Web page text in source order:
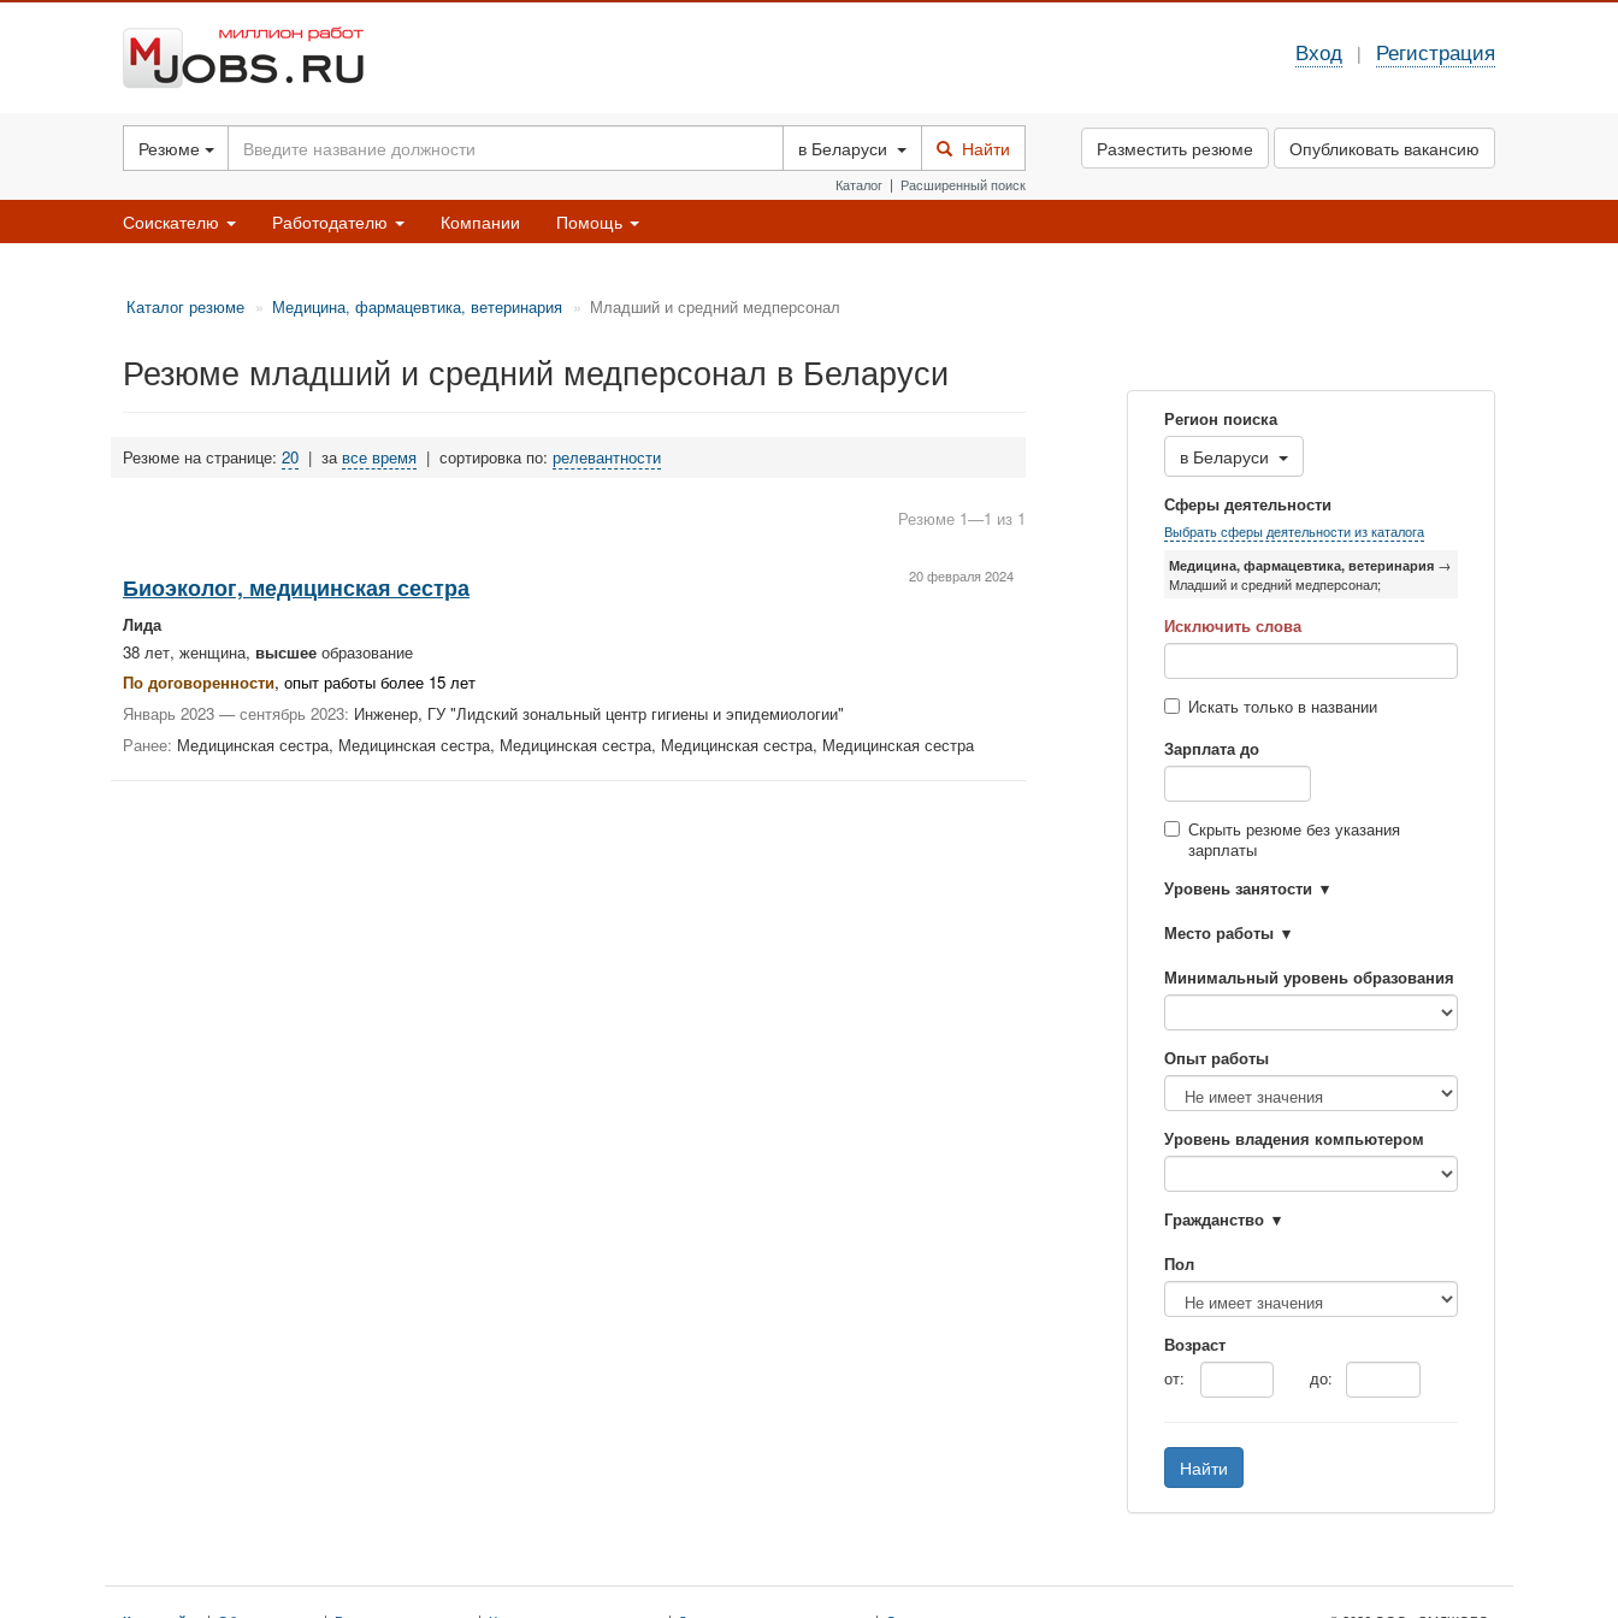
Вход | Регистрация
Резюме в Беларуси Найти
Каталог | Расширенный поиск
Разместить резюме Опубликовать вакансию
Соискателю Работодателю Компании Помощь
Каталог резюме Медицина, фармацевтика, ветеринария Младший и средний медперсонал
Резюме младший и средний медперсонал в Беларуси
Резюме на странице: 20 | за все время | сортировка по: релевантности
Резюме 1—1 из 1
20 февраля 2024
Биоэколог, медицинская сестра
Лида
38 лет, женщина, высшее образование
По договоренности, опыт работы более 15 лет
Январь 2023 — сентябрь 2023: Инженер, ГУ "Лидский зональный центр гигиены и эпидемиологии"
Ранее: Медицинская сестра, Медицинская сестра, Медицинская сестра, Медицинская сестра, Медицинская сестра
Регион поиска
в Беларуси
Сферы деятельности
Выбрать сферы деятельности из каталога
Медицина, фармацевтика, ветеринария →
Младший и средний медперсонал;
Исключить слова
Искать только в названии
Зарплата до
Скрыть резюме без указания
зарплаты
Уровень занятости
Место работы
Минимальный уровень образования
Опыт работы
Уровень владения компьютером
Гражданство
Пол
Возраст
от:
до:
Найти